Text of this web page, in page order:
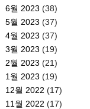
6월 2023 (38)
5월 2023 (37)
4월 2023 (37)
3월 2023 (19)
2월 2023 (21)
1월 2023 (19)
12월 2022 (17)
11월 2022 (17)